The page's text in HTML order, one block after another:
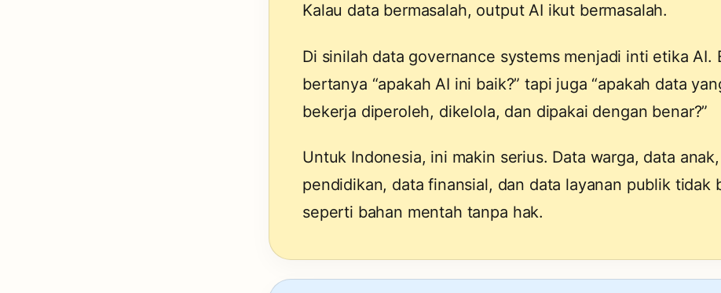
Kalau data bermasalah, output AI ikut bermasalah.
Di sinilah data governance systemsmenjadi inti etika AI.
bertanya “apakah AI ini baik?” tapi juga “apakah data
bekerja diperoleh, dikelola, dan dipakai dengan benar?”
Untuk Indonesia, ini makin serius. Data warga, data
pendidikan, data finansial, dan data layanan publik tidak
seperti bahan mentah tanpa hak.